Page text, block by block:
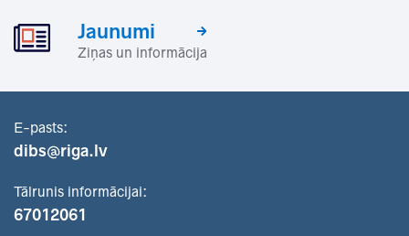
Jaunumi
Ziņas un informācija
E-pasts:
dibs@riga.lv
Tālrunis informācijai:
67012061